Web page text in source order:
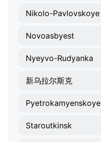
Nikolo-Pavlovskoye
Novoasbyest
Nyeyvo-Rudyanka
新乌拉尔斯克
Pyetrokamyenskoye
Staroutkinsk